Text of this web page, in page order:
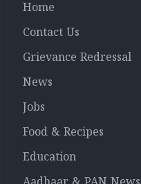
Home
Contact Us
Grievance Redressal
News
Jobs
Food & Recipes
Education